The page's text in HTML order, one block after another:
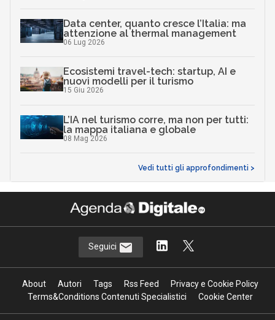
Data center, quanto cresce l’Italia: ma
attenzione al thermal management
06 Lug 2026
Ecosistemi travel-tech: startup, AI e
nuovi modelli per il turismo
15 Giu 2026
L’IA nel turismo corre, ma non per tutti:
la mappa italiana e globale
08 Mag 2026
Vedi tutti gli approfondimenti >
Seguici
About Autori Tags Rss Feed
Privacy e Cookie Policy
Terms&Conditions Contenuti Specialistici
Cookie Center